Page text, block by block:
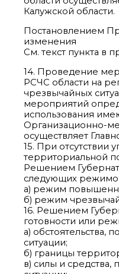
Калужской области.
Постановлением
изменения
См. текст пункта в
14. Проведение
РСЧС области на
чрезвычайных
мероприятий
использования
Организационно-
осуществляет
15. При отсутствии
территориальной
Решением
следующих
а) режим
б) режим
16. Решением
готовности или
а)
ситуации;
б) границы
в) силы и